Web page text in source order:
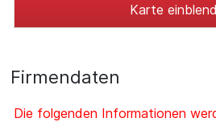
Karte
Firmendaten
Die folgenden Informationen